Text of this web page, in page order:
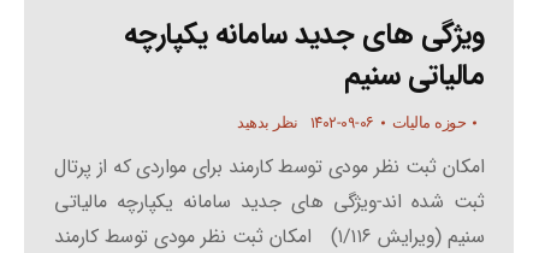
ویژگی های جدید سامانه یکپارچه
مالیاتی سنیم
حوزه مالیات ۱۴۰۲-۰۹-۰۶ نظر بدهید
امکان ثبت نظر مودی توسط کارمند برای مواردی که از پرتال
ثبت شده اند-ویژگی های جدید سامانه یکپارچه مالیاتی
سنیم (ویرایش ۱/۱۱۶) امکان ثبت نظر مودی توسط کارمند